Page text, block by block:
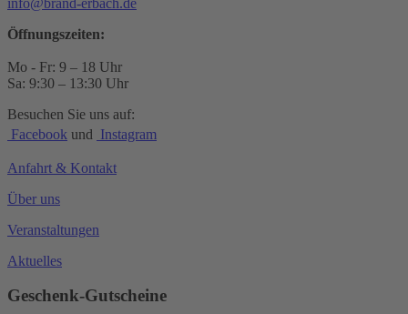
Öffnungszeiten:
Mo - Fr: 9 – 18 Uhr
Sa: 9:30 – 13:30 Uhr
Besuchen Sie uns auf:
Facebook und Instagram
Anfahrt & Kontakt
Über uns
Veranstaltungen
Aktuelles
Geschenk-Gutscheine